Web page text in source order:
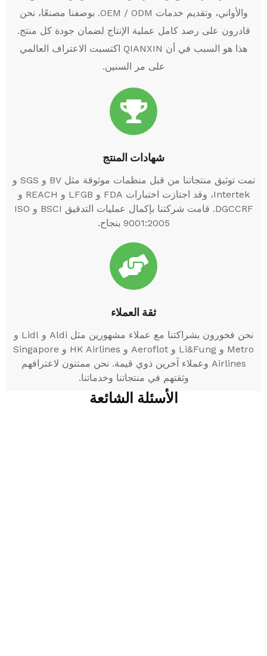
والأواني، وتقديم خدمات OEM / ODM. بوصفنا مصنعًا، نحن
قادرون على رصد كامل عملية الإنتاج لضمان جودة كل منتج.
هذا هو السبب في أن QIANXIN اكتسبت الاعتراف العالمي
على مر السنين.
شهادات المنتج
تمت توثيق منتجاتنا من قبل منظمات موثوقة مثل BV و SGS و
Intertek، وقد اجتازت اختبارات FDA و LFGB و REACH و
DGCCRF. قامت شركتنا بإكمال عمليات التدقيق BSCI و ISO
9001:2005 بنجاح.
ثقة العملاء
نحن فخورون بشراكتنا مع عملاء مشهورين مثل Aldi و Lidl و
Metro و Li&Fung و Aeroflot و HK Airlines و Singapore
Airlines وعملاء آخرين ذوي قيمة. نحن ممتنون لاعترافهم
وثقتهم في منتجاتنا وخدماتنا.
الأسئلة الشائعة